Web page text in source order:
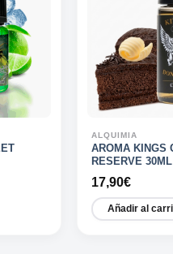
ALQUIMIA
AROMA KINGS
RESERVE 30ML
17,90€
Añadir al